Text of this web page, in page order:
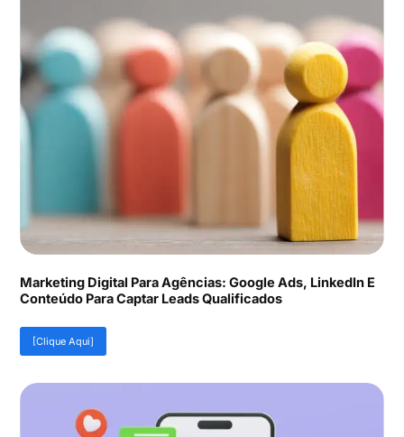
Marketing Digital Para Agências: Google Ads, LinkedIn E
Conteúdo Para Captar Leads Qualificados
[Clique Aqui]